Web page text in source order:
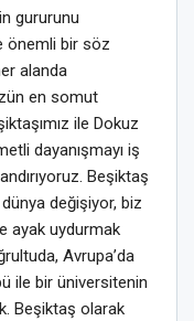
gururunu
önemli bir söz
alanda
en somut
ile Dokuz
dayanışmayı iş
Beşiktaş
değişiyor, biz
ayak uydurmak
Avrupa’da
ile bir üniversitenin
Beşiktaş olarak